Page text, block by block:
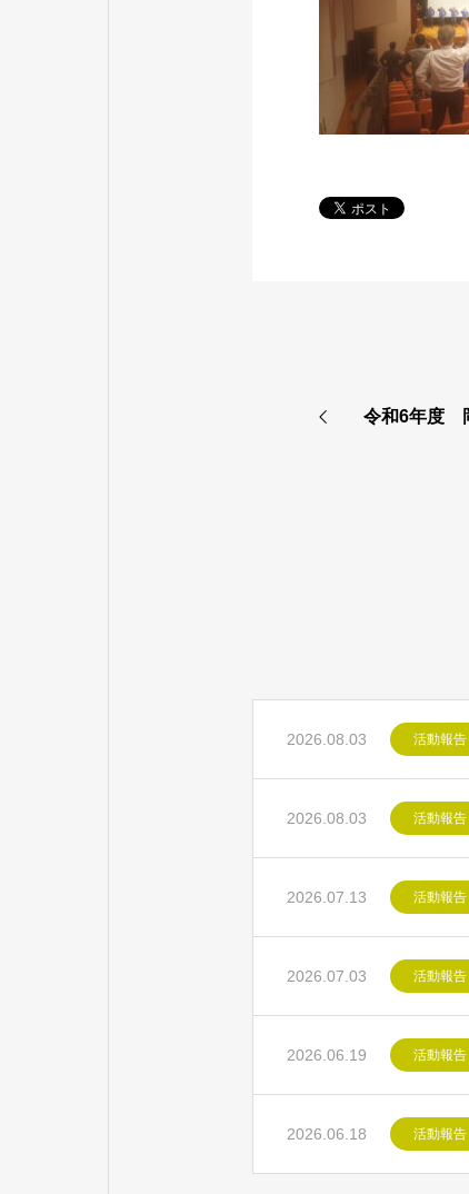
令和6年度
2026.08.03 活動報告
2026.08.03 活動報告
2026.07.13 活動報告
2026.07.03 活動報告
2026.06.19 活動報告
2026.06.18 活動報告